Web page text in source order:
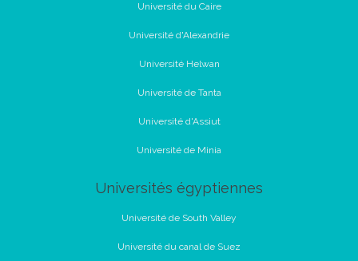
Université du Caire
Université d'Alexandrie
Université Helwan
Université de Tanta
Université d'Assiut
Université de Minia
Universités égyptiennes
Université de South Valley
Université du canal de Suez